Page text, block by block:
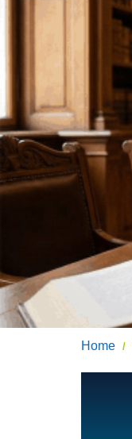
Home /